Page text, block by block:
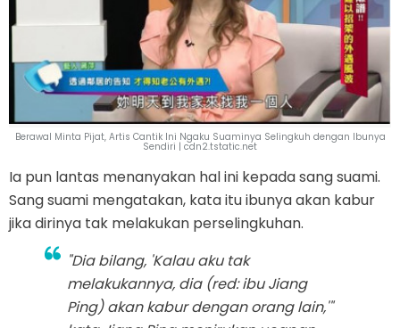
Berawal Minta Pijat, Artis Cantik Ini Ngaku Suaminya Selingkuh dengan Ibunya
Sendiri | cdn2.tstatic.net
Ia pun lantas menanyakan hal ini kepada sang suami.
Sang suami mengatakan, kata itu ibunya akan kabur
jika dirinya tak melakukan perselingkuhan.
"Dia bilang, 'Kalau aku tak
melakukannya, dia (red: ibu Jiang
Ping) akan kabur dengan orang lain,'"